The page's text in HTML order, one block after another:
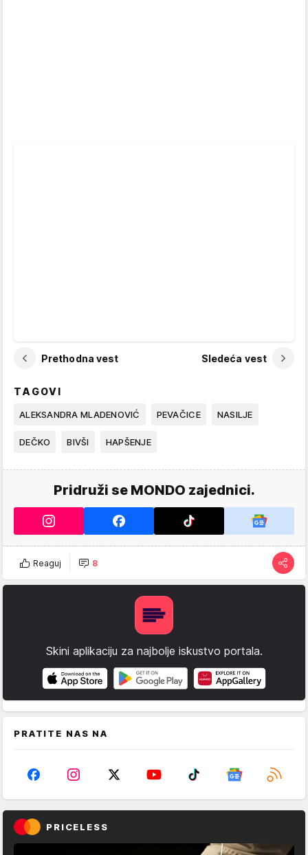
Prethodna vest Sledeća vest
TAGOVI
ALEKSANDRA MLADENOVIĆ PEVAČICE NASILJE
DEČKO BIVŠI HAPŠENJE
Pridruži se MONDO zajednici.
Reaguj 8
Skini aplikaciju za najbolje iskustvo portala.
PRATITE NAS NA
PRICELESS